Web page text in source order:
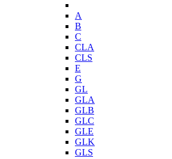
A
B
C
CLA
CLS
E
G
GL
GLA
GLB
GLC
GLE
GLK
GLS